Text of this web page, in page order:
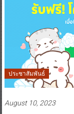
ประชาสัมพันธ์
August 10, 2023